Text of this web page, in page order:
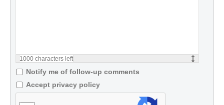
1000 characters left
Notify me of follow-up comments
Accept privacy policy